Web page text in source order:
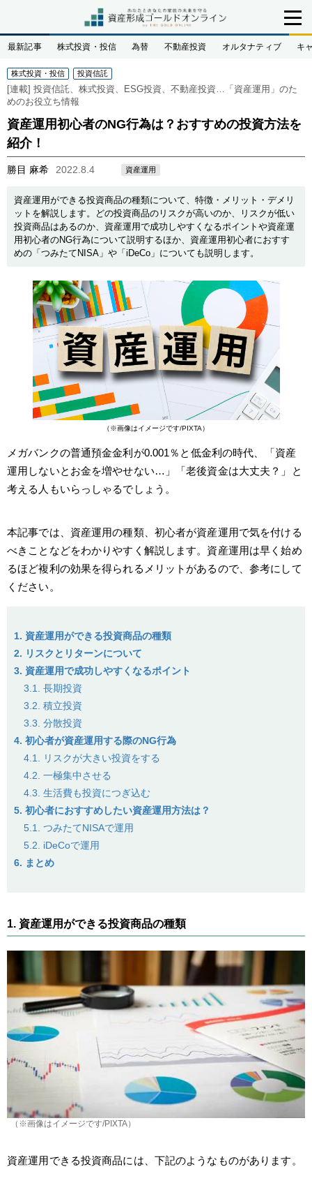
最新記事 株式投資・投信 為替 不動産投資 オルタナティブ キ
株式投資・投信 投資信託
[連載] 投資信託、株式投資、ESG投資、不動産投資…「資産運用」のた
めのお役立ち情報
資産運用初心者のNG行為は？おすすめの投資方法を
紹介！
勝目 麻希 2022.8.4 資産運用
資産運用ができる投資商品の種類について、特徴・メリット・デメリ
ットを解説します。どの投資商品のリスクが高いのか、リスクが低い
投資商品はあるのか、資産運用で成功しやすくなるポイントや資産運
用初心者のNG行為について説明するほか、資産運用初心者におすす
めの「つみたてNISA」や「iDeCo」についても説明します。
（※画像はイメージです/PIXTA）
メガバンクの普通預金金利が0.001％と低金利の時代、「資産
運用しないとお金を増やせない…」「老後資金は大丈夫？」と
考える人もいらっしゃるでしょう。
本記事では、資産運用の種類、初心者が資産運用で気を付ける
べきことなどをわかりやすく解説します。資産運用は早く始め
るほど複利の効果を得られるメリットがあるので、参考にして
ください。
1. 資産運用ができる投資商品の種類
2. リスクとリターンについて
3. 資産運用で成功しやすくなるポイント
3.1. 長期投資
3.2. 積立投資
3.3. 分散投資
4. 初心者が資産運用する際のNG行為
4.1. リスクが大きい投資をする
4.2. 一極集中させる
4.3. 生活費も投資につぎ込む
5. 初心者におすすめしたい資産運用方法は？
5.1. つみたてNISAで運用
5.2. iDeCoで運用
6. まとめ
1. 資産運用ができる投資商品の種類
（※画像はイメージです/PIXTA）
資産運用できる投資商品には、下記のようなものがあります。